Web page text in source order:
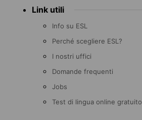
Link utili
Info su ESL
Perché scegliere ESL?
I nostri uffici
Domande frequenti
Jobs
Test di lingua online gratuito